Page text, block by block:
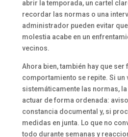
abrir la temporada, un cartel
recordar las normas o una
administrador pueden evitar
molestia acabe en un
vecinos.
Ahora bien, también hay que ser
comportamiento se repite. Si un
sistemáticamente las normas,
actuar de forma ordenada:
constancia documental y, si
medidas en junta. Lo que no
todo durante semanas y